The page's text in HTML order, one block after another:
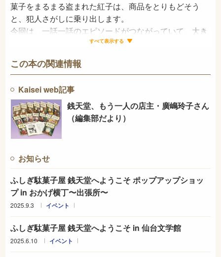
菓子をまるまる盗まれた紅子は、商品をとりもどそう
と、犯人さがしに乗り出します。
今回は、一話一話のエピソードがつながっていて、大き
な一つの物語になっている「連作短編集」です。
うか。
すべて表示する
この本の関連情報
Kaisei web記事
銭天堂、もう一人の店主・廣嶋玲子さん
（編集部だより）
お知らせ
ふしぎ駄菓子屋 銭天堂へようこそ ポップアップショッ
プ in おかげ横丁〜出張所〜
2025.9.3 イベント
ふしぎ駄菓子屋 銭天堂へようこそ in 仙台文学館
2025.6.10 イベント